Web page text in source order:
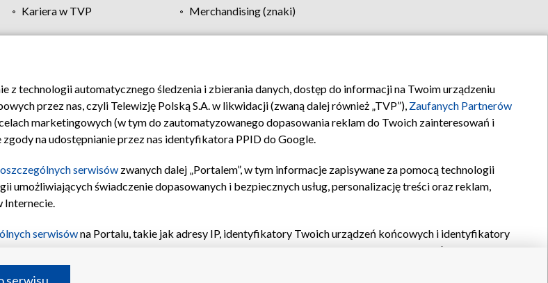
Kariera w TVP
Merchandising (znaki)
Moje zgody Pomoc Biuro reklamy Kontakt
technologii automatycznego śledzenia i zbierania danych, dostęp do informacji na Twoim urządzeniu
przez nas, czyli Telewizję Polską S.A. w likwidacji (zwaną dalej również „TVP”), Zaufanych Partnerów
marketingowych (w tym do zautomatyzowanego dopasowania reklam do Twoich zainteresowań i
na udostępnianie przez nas identyfikatora PPID do Google.
serwisów zwanych dalej „Portalem”, w tym informacje zapisywane za pomocą technologii
świadczenie dopasowanych i bezpiecznych usług, personalizację treści oraz reklam,
Internecie.
serwisówna Portalu, takie jak adresy IP, identyfikatory Twoich urządzeń końcowych i identyfikatory
oraz pozostałych
na urządzeniu lub dostęp do nich, wyboru podstawowych reklam, wyboru spersonalizowanych